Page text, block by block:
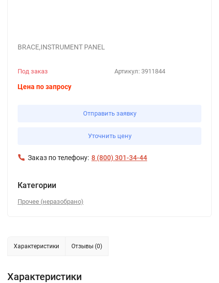
BRACE,INSTRUMENT PANEL
Артикул: 3911844
Под заказ
Цена по запросу
Отправить заявку
Уточнить цену
Заказ по телефону: 8 (800) 301-34-44
Категории
Прочее (неразобрано)
Характеристики Отзывы (0)
Характеристики